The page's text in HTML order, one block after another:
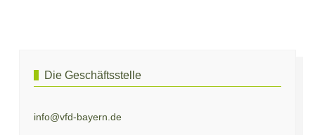
Die Geschäftsstelle
info@vfd-bayern.de